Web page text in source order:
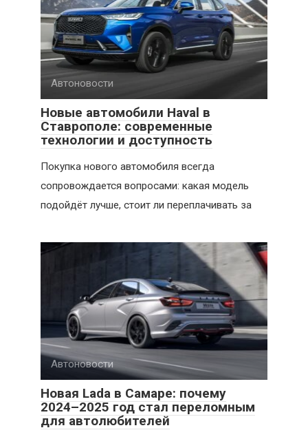
Автоновости
Новые автомобили Haval в
Ставрополе: современные
технологии и доступность
Покупка нового автомобиля всегда
сопровождается вопросами: какая модель
подойдёт лучше, стоит ли переплачивать за
Автоновости
Новая Lada в Самаре: почему
2024–2025 год стал переломным
для автолюбителей